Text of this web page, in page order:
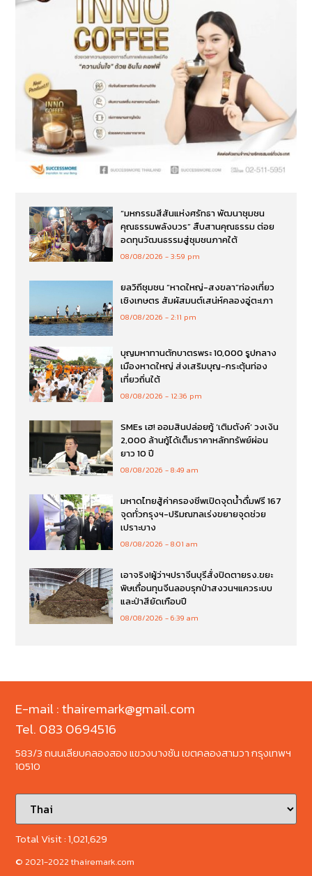
“มหกรรมสีสันแห่งศรัทธา พัฒนาชุมชน
คุณธรรมพลังบวร” สืบสานคุณธรรม ต่อย
อดทุนวัฒนธรรมสู่ชุมชนภาคใต้
08/08/2026 3:59 pm
ยลวิถีชุมชน “หาดใหญ่-สงขลา”ท่องเที่ยว
เชิงเกษตร สัมผัสมนต์เสน่ห์คลองอู่ตะเภา
08/08/2026 2:11 pm
บุญมหาทานตักบาตรพระ 10,000 รูปกลาง
เมืองหาดใหญ่ ส่งเสริมบุญ-กระตุ้นท่อง
เที่ยวถิ่นใต้
08/08/2026 12:36 pm
SMEs เฮ! ออมสินปล่อยกู้ ‘เติมตังค์’ วงเงิน
2,000 ล้านกู้ได้เต็มราคาหลักทรัพย์ผ่อน
ยาว 10 ปี
08/08/2026 8:49 am
มหาดไทยสู้ค่าครองชีพเปิดจุดน้ำดื่มฟรี 167
จุดทั่วกรุงฯ-ปริมณฑลเร่งขยายจุดช่วย
เปราะบาง
08/08/2026 8:01 am
เอาจริง!ผู้ว่าฯปราจีนบุรีสั่งปิดตายรง.ขยะ
พิษเถื่อนทุนจีนลอบรุกป่าสงวนฯแควระบบ
และป่าสียัดเกือบปี
08/08/2026 6:39 am
E-mail : thairemark@gmail.com
Tel. 083 0694516
583/3 ถนนเลียบคลองสอง แขวงบางชัน เขตคลองสามวา กรุงเทพฯ
10510
Total Visit :1,021,629
© 2021-2022 thairemark.com